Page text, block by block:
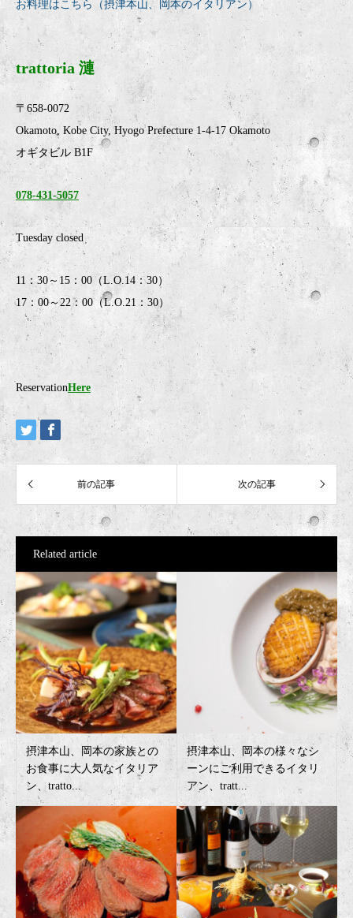
お料理はこちら（摂津本山、岡本のイタリアン）
trattoria 漣
〒658-0072
Okamoto, Kobe City, Hyogo Prefecture 1-4-17 Okamoto
オギタビル B1F
078-431-5057
Tuesday closed
11：30～15：00（L.O.14：30）
17：00～22：00（L.O.21：30）
ReservationHere
Related article
摂津本山、岡本の家族との
お食事に大人気なイタリア
ン、tratto...
摂津本山、岡本の様々なシ
ーンにご利用できるイタリ
アン、tratt...